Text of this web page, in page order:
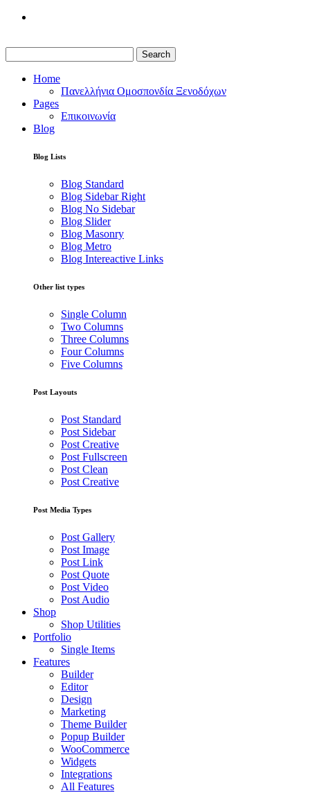
Search
Home
Πανελλήνια Ομοσπονδία Ξενοδόχων
Pages
Επικοινωνία
Blog
Blog Lists
Blog Standard
Blog Sidebar Right
Blog No Sidebar
Blog Slider
Blog Masonry
Blog Metro
Blog Intereactive Links
Other list types
Single Column
Two Columns
Three Columns
Four Columns
Five Columns
Post Layouts
Post Standard
Post Sidebar
Post Creative
Post Fullscreen
Post Clean
Post Creative
Post Media Types
Post Gallery
Post Image
Post Link
Post Quote
Post Video
Post Audio
Shop
Shop Utilities
Portfolio
Single Items
Features
Builder
Editor
Design
Marketing
Theme Builder
Popup Builder
WooCommerce
Widgets
Integrations
All Features